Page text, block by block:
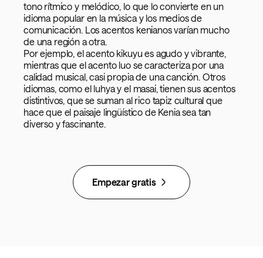
tono rítmico y melódico, lo que lo convierte en un
idioma popular en la música y los medios de
comunicación. Los acentos kenianos varían mucho
de una región a otra.
Por ejemplo, el acento kikuyu es agudo y vibrante,
mientras que el acento luo se caracteriza por una
calidad musical, casi propia de una canción. Otros
idiomas, como el luhya y el masai, tienen sus acentos
distintivos, que se suman al rico tapiz cultural que
hace que el paisaje lingüístico de Kenia sea tan
diverso y fascinante.
Empezar gratis